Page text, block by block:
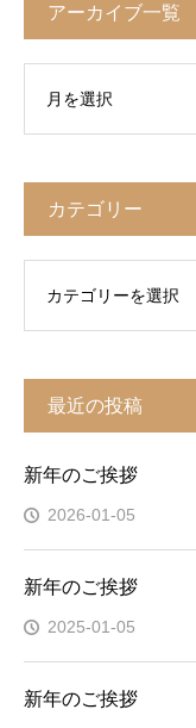
アーカイブ一覧
カテゴリー
最近の投稿
新年のご挨拶
2026-01-05
新年のご挨拶
2025-01-05
新年のご挨拶